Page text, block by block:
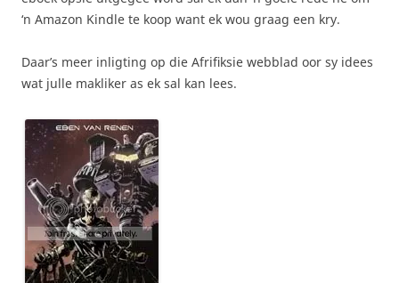
‘n Amazon Kindle te koop want ek wou graag een kry.
Daar’s meer inligting op die Afrifiksie webblad oor sy idees
wat julle makliker as ek sal kan lees.